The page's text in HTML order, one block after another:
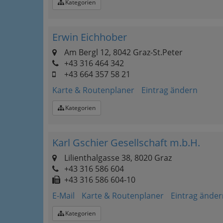
Kategorien
Erwin Eichhober
Am Bergl 12, 8042 Graz-St.Peter
+43 316 464 342
+43 664 357 58 21
Karte & Routenplaner
Eintrag ändern
Kategorien
Karl Gschier Gesellschaft m.b.H.
Lilienthalgasse 38, 8020 Graz
+43 316 586 604
+43 316 586 604-10
E-Mail
Karte & Routenplaner Eintrag
Kategorien